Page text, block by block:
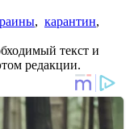
, карантин,
текст и
редакции.